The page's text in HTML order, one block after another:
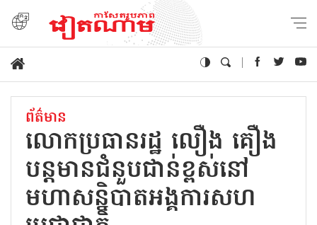
ព័ត៌មាន
លោកប្រធានរដ្ឋ លឿង គឿង
បន្តមានជំនួបជាន់ខ្ពស់នៅ
មហាសន្និបាតអង្គការសហ